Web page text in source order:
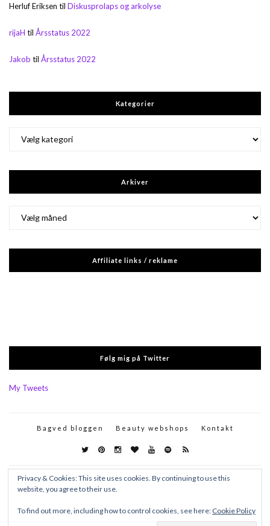
Herluf Eriksen til Diskusprolaps og arkolyse
rijaH til Årsstatus 2022
Jakob til Årsstatus 2022
Kategorier
Arkiver
Affiliate links / reklame
Følg mig på Twitter
My Tweets
Bagved bloggen Beauty webshops Kontakt
Privacy & Cookies: This site uses cookies. By continuing to use this
website, you agree to their use.
To find out more, including how to control cookies, see here: Cookie Policy